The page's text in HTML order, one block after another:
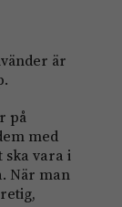
är
på
med
ska vara i
När man